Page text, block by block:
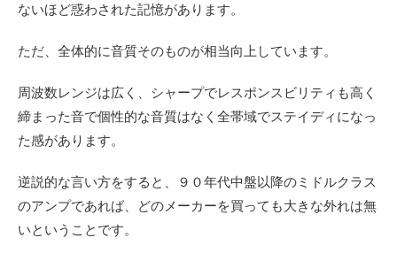
ないほど惑わされた記憶があります。
ただ、全体的に音質そのものが相当向上しています。
周波数レンジは広く、シャープでレスポンスビリティも高く
締まった音で個性的な音質はなく全帯域でステイディになっ
た感があります。
逆説的な言い方をすると、９０年代中盤以降のミドルクラス
のアンプであれば、どのメーカーを買っても大きな外れは無
いということです。